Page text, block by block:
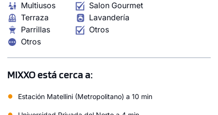
Multiusos
Salon Gourmet
Terraza
Lavandería
Parrillas
Otros
Otros
MIXXO está cerca a:
● Estación Matellini (Metropolitano) a 10 min